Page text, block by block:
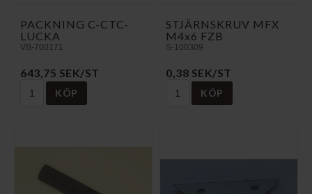
PACKNING C-CTC-
LUCKA
VB-700171
643,75 SEK/ST
KÖP
STJÄRNSKRUV MFX
M4x6 FZB
S-100309
0,38 SEK/ST
KÖP